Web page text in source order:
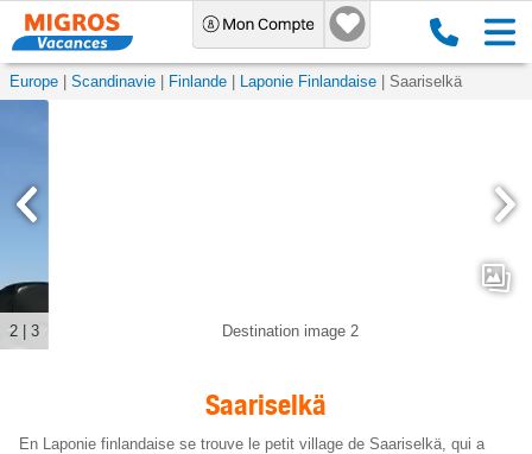
Europe Scandinavie Finlande Laponie Finlandaise Saariselkä
Destination image 3
3 3
Saariselkä
En Laponie finlandaise se trouve le petit village de Saariselkä, qui a